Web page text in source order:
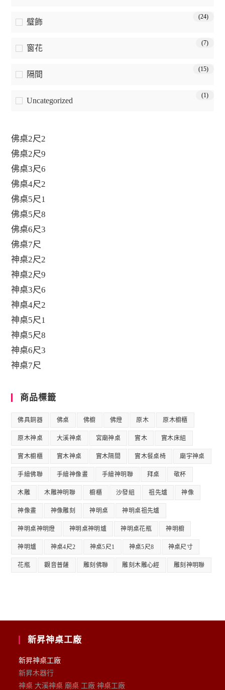
璧飾
(24)
窗花
(7)
隔間
(15)
Uncategorized
(1)
佛桌2尺2
佛桌2尺9
佛桌3尺6
佛桌4尺2
佛桌5尺1
佛桌5尺8
佛桌6尺3
佛桌7尺
神桌2尺2
神桌2尺9
神桌3尺6
神桌4尺2
神桌5尺1
神桌5尺8
神桌6尺3
神桌7尺
商品標籤
佛具銅器 佛桌 佛櫥 佛燈 原木 原木櫥櫃
原木神桌 大溪神桌 宮廟神桌 實木 實木床組
實木櫥櫃 實木神桌 實木隔間 實木餐桌椅 廟宇神桌
手繪佛聯 手繪神像畫 手繪神明聯 拜桌 敬杯
木雕 木雕神明聯 櫥櫃 沙發組 祖先爐 神像
神像畫 神像雕刻 神明桌 神明桌祖先爐
神明桌神明燈 神明桌神明爐 神明桌花瓶 神明櫥
神明爐 神桌4尺2 神桌5尺1 神桌5尺8 神桌尺寸
花瓶 觀音普薩 雕刻佛聯 雕刻木雕心經 雕刻神明聯
新昇神桌工廠
新昇神桌工廠
新昇木器行
神桌 大溪神桌 廟桌 工廠 神桌工廠